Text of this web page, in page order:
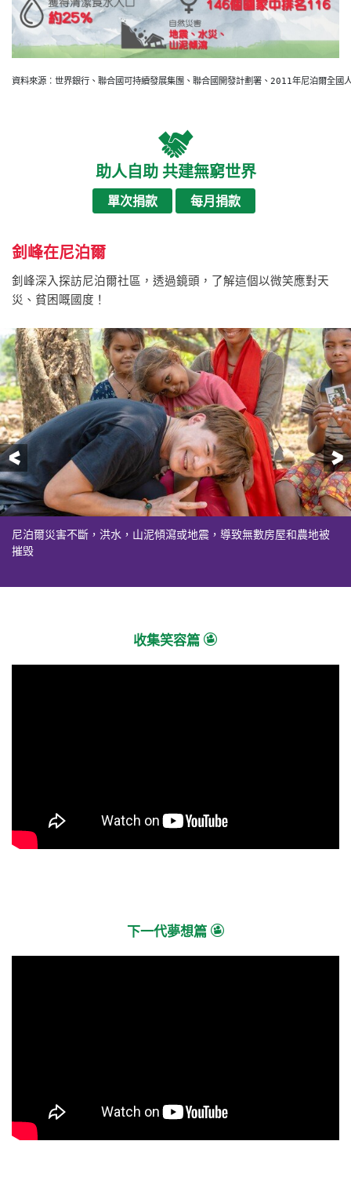
資料來源︰世界銀行、聯合國可持續發展集團、聯合國開發計劃署、2011年尼泊爾全國
助人自助 共建無窮世界
單次捐款 每月捐款
釗峰在尼泊爾
釗峰深入探訪尼泊爾社區，透過鏡頭，了解這個以微笑應對天
災、貧困嘅國度！
前一頁
尼泊爾災害不斷，洪水，山泥傾瀉或地震，導致無數房屋和農地被
摧毁
不少婦女仍然以微笑面對困難
透過樂施會災後緊急援助，為受影響家庭提供食物包、衛生包等必
需品
以微笑應對天災
收集笑容篇
下一代夢想篇